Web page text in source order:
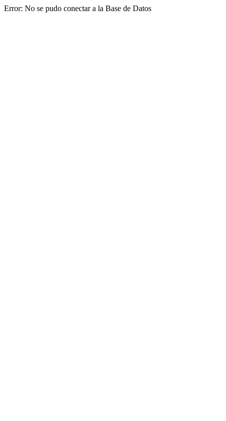
Error: No se pudo conectar a la Base de Datos